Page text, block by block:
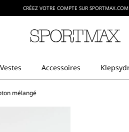
CRÉEZ VOTRE COMPTE SUR SPORTMAX.COM
mélangé